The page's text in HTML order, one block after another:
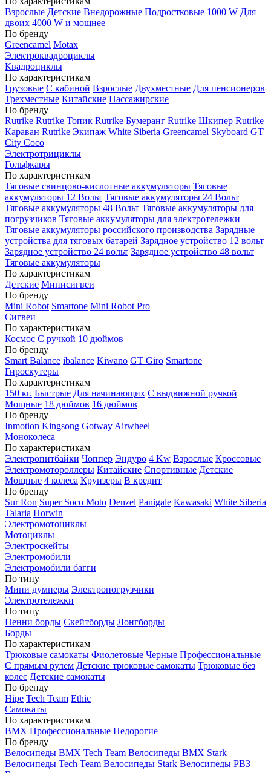
Взрослые Детские Внедорожные Подростковые 1000 W Для
двоих 4000 W и мощнее
По бренду
Greencamel Motax
Электроквадроциклы
Квадроциклы
По характеристикам
Грузовые С кабиной Взрослые Двухместные Для пенсионеров
Трехместные Китайские Пассажирские
По бренду
Rutrike Rutrike Топик Rutrike Бумеранг Rutrike Шкипер Rutrike
Караван Rutrike Экипаж White Siberia Greencamel Skyboard GT
City Coco
Электротрициклы
Гольфкары
По характеристикам
Тяговые свинцово-кислотные аккумуляторы Тяговые
аккумуляторы 12 Вольт Тяговые аккумуляторы 24 Вольт
Тяговые аккумуляторы 48 Вольт Тяговые аккумуляторы для
погрузчиков Тяговые аккумуляторы для электротележки
Тяговые аккумуляторы российского производства Зарядные
устройства для тяговых батарей Зарядное устройство 12 вольт
Зарядное устройство 24 вольт Зарядное устройство 48 вольт
Тяговые аккумуляторы
По характеристикам
Детские Минисигвеи
По бренду
Mini Robot Smartone Mini Robot Pro
Сигвеи
По характеристикам
Космос С ручкой 10 дюймов
По бренду
Smart Balance ibalance Kiwano GT Giro Smartone
Гироскутеры
По характеристикам
150 кг. Быстрые Для начинающих С выдвижной ручкой
Мощные 18 дюймов 16 дюймов
По бренду
Inmotion Kingsong Gotway Airwheel
Моноколеса
По характеристикам
Электропитбайки Чоппер Эндуро 4 Kw Взрослые Кроссовые
Электромотороллеры Китайские Спортивные Детские
Мощные 4 колеса Круизеры В кредит
По бренду
Sur Ron Super Soco Moto Denzel Panigale Kawasaki White Siberia
Talaria Horwin
Электромотоциклы
Мотоциклы
Электроскейты
Электромобили
Электромобили багги
По типу
Мини думперы Электропогрузчики
Электротележки
По типу
Пенни борды Скейтборды Лонгборды
Борды
По характеристикам
Трюковые самокаты Фиолетовые Черные Профессиональные
С прямым рулем Детские трюковые самокаты Трюковые без
колес Детские самокаты
По бренду
Hipe Tech Team Ethic
Самокаты
По характеристикам
BMX Профессиональные Недорогие
По бренду
Велосипеды BMX Tech Team Велосипеды BMX Stark
Велосипеды Tech Team Велосипеды Stark Велосипеды РВЗ